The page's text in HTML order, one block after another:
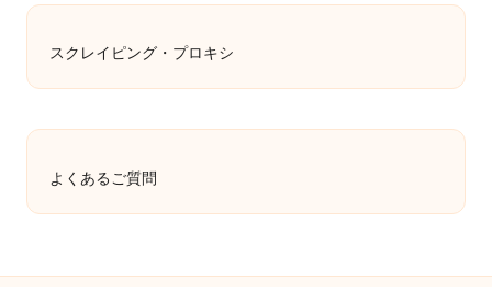
スクレイピング・プロキシ
よくあるご質問